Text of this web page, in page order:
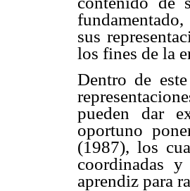
sus
los fines de la
Dentro de
pueden dar
oportuno
(1987), los
coordinadas
aprendiz para